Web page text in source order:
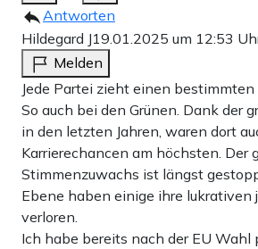
Antworten
Hildegard J19.01.2025 um 12:53
Melden
Jede Partei zieht einen
So auch bei den Grünen. Dank der
in den letzten Jahren, waren dort
Karrierechancen am höchsten. Der
Stimmenzuwachs ist längst
Ebene haben einige ihre lukrativen
verloren.
Ich habe bereits nach der EU Wahl